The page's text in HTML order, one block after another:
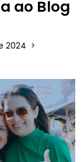
ao Blog
2024